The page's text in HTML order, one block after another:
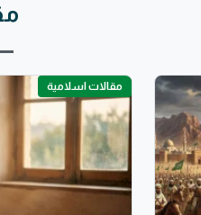
مقالات اسلامية